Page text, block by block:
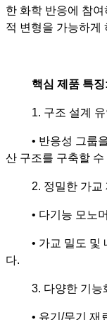
한 화학 반응에 참
적 변형을 가능하게
핵심 제품 특징:
1. 구조 설계
• 반응성 그룹
산 구조를 구축할 수
2. 정밀한 가교
• 다기능 모노
• 가교 밀도 및
다.
3. 다양한 기능
• 유기/무기 재